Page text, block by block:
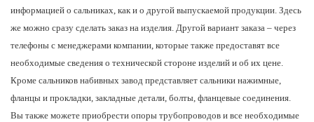
информацией о сальниках, как и о другой выпускаемой продукции. Здесь
же можно сразу сделать заказ на изделия. Другой вариант заказа – через
телефоны с менеджерами компании, которые также предоставят все
необходимые сведения о технической стороне изделий и об их цене.
Кроме сальников набивных завод представляет сальники нажимные,
фланцы и прокладки, закладные детали, болты, фланцевые соединения.
Вы также можете приобрести опоры трубопроводов и все необходимые